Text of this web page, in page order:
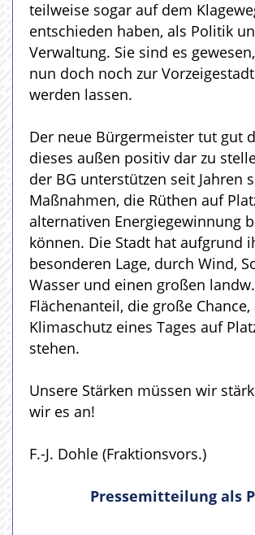
teilweise sogar auf dem
entschieden haben, als Politik
Verwaltung. Sie sind es
nun doch noch zur
werden lassen.
Der neue Bürgermeister tut gut
dieses außen positiv dar zu
der BG unterstützen seit Jahren
Maßnahmen, die Rüthen auf
alternativen Energiegewinnung
können. Die Stadt hat aufgrund
besonderen Lage, durch Wind,
Wasser und einen großen landw.
Flächenanteil, die große
Klimaschutz eines Tages auf
stehen.
Unsere Stärken müssen wir
wir es an!
F.-J. Dohle (Fraktionsvors.)
Pressemitteilung als